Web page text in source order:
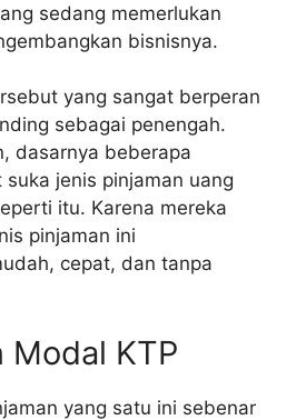
sedang memerlukan
bisnisnya.
yang sangat berperan
sebagai penengah.
dasarnya beberapa
jenis pinjaman uang
itu. Karena mereka
pinjaman ini
cepat, dan tanpa
Modal KTP
yang satu ini sebenar